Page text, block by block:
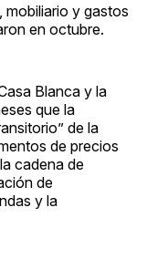
mobiliario y gastos
en octubre.
Blanca y la
que la
de la
de precios
cadena de
de
y la